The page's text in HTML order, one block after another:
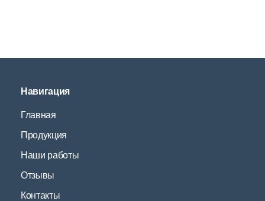
Навигация
Главная
Продукция
Наши работы
Отзывы
Контакты